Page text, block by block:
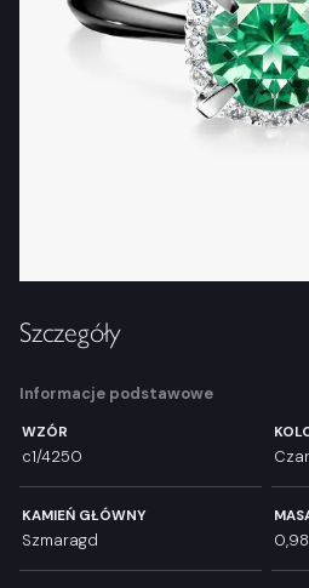
Szczegóły
Informacje podstawowe
WZÓR
c1/4250
KAMIEŃ GŁÓWNY
Szmaragd